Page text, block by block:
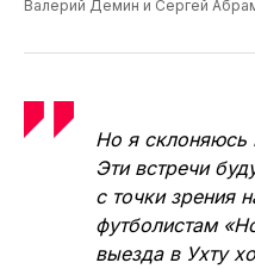
Валерий Демин и Сергей
Но я склоняюсь
Эти встречи
с точки зрения
футболистам
выезда в Ухту